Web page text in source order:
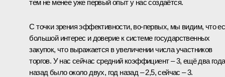
тем не менее уже первый опыт у нас создаётся.
С точки зрения эффективности, во‑первых, мы видим, что
большой интерес и доверие к системе государственных
закупок, что выражается в увеличении числа участников
торгов. У нас сейчас средний коэффициент – 3, ещё два года
назад было около двух, год назад – 2,5, сейчас – 3.